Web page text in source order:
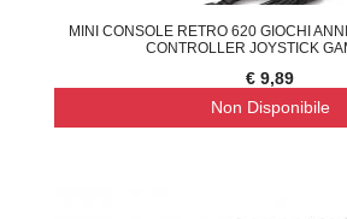
MINI CONSOLE RETRO 620 GIOCHI
CONTROLLER JOYSTICK
€ 9,89
Non Disponibile